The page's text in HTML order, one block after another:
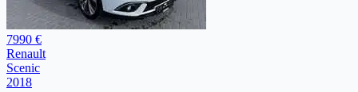
7990 €
Renault
Scenic
2018